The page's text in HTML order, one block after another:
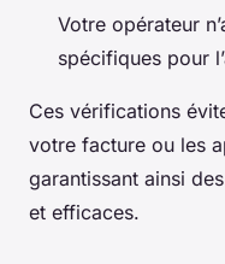
Votre opérateur
spécifiques pour
Ces vérifications
votre facture ou les
garantissant ainsi
et efficaces.